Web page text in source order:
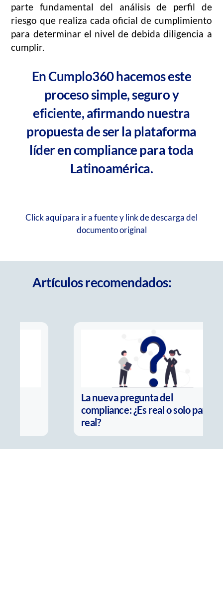
parte fundamental del análisis de perfil de
riesgo que realiza cada oficial de cumplimiento
para determinar el nivel de debida diligencia a
cumplir.
En Cumplo360 hacemos este
proceso simple, seguro y
eficiente, afirmando nuestra
propuesta de ser la plataforma
líder en compliance para toda
Latinoamérica.
Click aquí para ir a fuente y link de descarga del
documento original
Artículos recomendados:
La nueva pregunta del
compliance: ¿Es real o solo parece